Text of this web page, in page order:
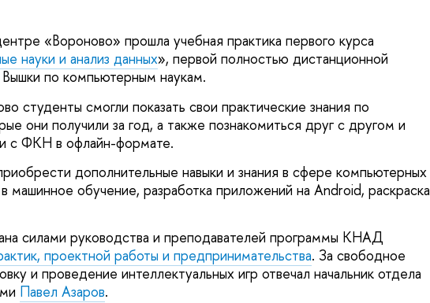
«Вороново» прошла учебная практика первого курса
науки и анализ данных», первой полностью дистанционной
по компьютерным наукам.
студенты смогли показать свои практические знания по
они получили за год, а также познакомиться друг с другом и
с ФКН в офлайн-формате.
дополнительные навыки и знания в сфере компьютерных
машинное обучение, разработка приложений на Android, раскраска
силами руководства и преподавателей программы КНАД
проектной работы и предпринимательства. За свободное
и проведение интеллектуальных игр отвечал начальник отдела
Павел Азаров.